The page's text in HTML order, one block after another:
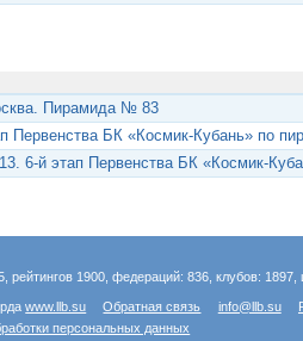
Пирамида № 83
Первенства БК «Космик-Кубань» по
6-й этап Первенства БК «Космик-
рейтингов 1900, федераций: 836, клубов:
www.llb.su Обратная связь info@llb.su
персональных данных